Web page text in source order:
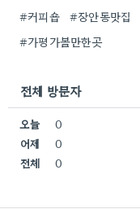
#커피숍
#장안동맛집
#가평가볼만한곳
전체 방문자
오늘
0
어제
0
전체
0